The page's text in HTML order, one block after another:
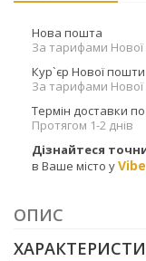
Нова пошта
За тарифами
Кур`єр Нової пошти
За тарифами
Термін доставки по
Протягом 1-2 днів
Дізнайтеся
в Ваше місто у
ОПИС